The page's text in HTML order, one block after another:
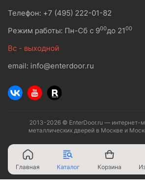
Телефон: +7 (495) 222-01-82
Режим работы: Пн-Сб с 900до 2100
Вс - выходной
email: info@enterdoor.ru
2013-2026 © EnterDoor.ru — интернет-
металлических дверей в Москве и
Главная Каталог Корзина